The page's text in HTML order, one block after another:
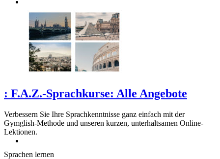
: F.A.Z.-Sprachkurse: Alle Angebote
Verbessern Sie Ihre Sprachkenntnisse ganz einfach mit der
Gymglish-Methode und unseren kurzen, unterhaltsamen Online-
Lektionen.
Sprachen lernen